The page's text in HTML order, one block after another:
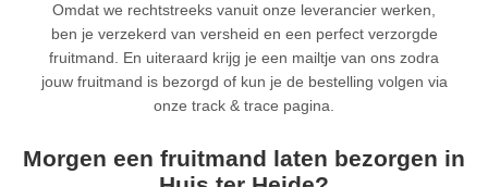
Omdat we rechtstreeks vanuit onze leverancier werken,
ben je verzekerd van versheid en een perfect verzorgde
fruitmand. En uiteraard krijg je een mailtje van ons zodra
jouw fruitmand is bezorgd of kun je de bestelling volgen via
onze track & trace pagina.
Morgen een fruitmand laten bezorgen in